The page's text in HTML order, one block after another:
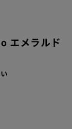
エメラルド